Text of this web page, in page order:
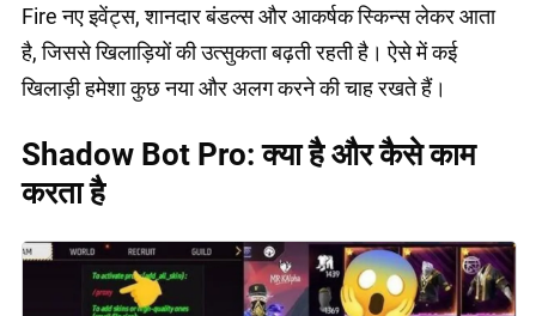
Fire नए इवेंट्स, शानदार बंडल्स और आकर्षक स्किन्स लेकर आता
है, जिससे खिलाड़ियों की उत्सुकता बढ़ती रहती है। ऐसे में कई
खिलाड़ी हमेशा कुछ नया और अलग करने की चाह रखते हैं।
Shadow Bot Pro: क्या है और कैसे काम
करता है